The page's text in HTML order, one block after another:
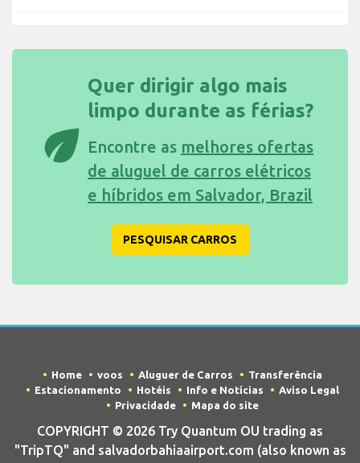
eco
Quer dirigir algo mais
limpo durante as férias?
Encontre as melhores ofertas
de aluguel de carros elétricos
e híbridos em Salvador, Brazil
PESQUISAR CARROS
Home voos Aluguer de Carros
Transferência
Estacionamento
Hotéis Info e Notícias
Aviso Legal
Privacidade
Mapa do site
COPYRIGHT © 2026 Try Quantum OU trading as
"TripTQ" and salvadorbahiaairport.com (also known as